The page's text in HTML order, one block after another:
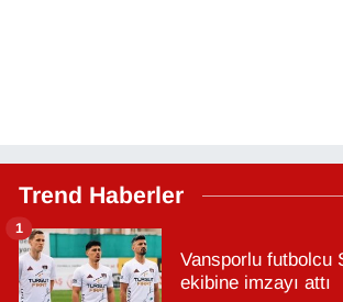
Trend Haberler
Vansporlu futbolcu
ekibine imzayı attı
1